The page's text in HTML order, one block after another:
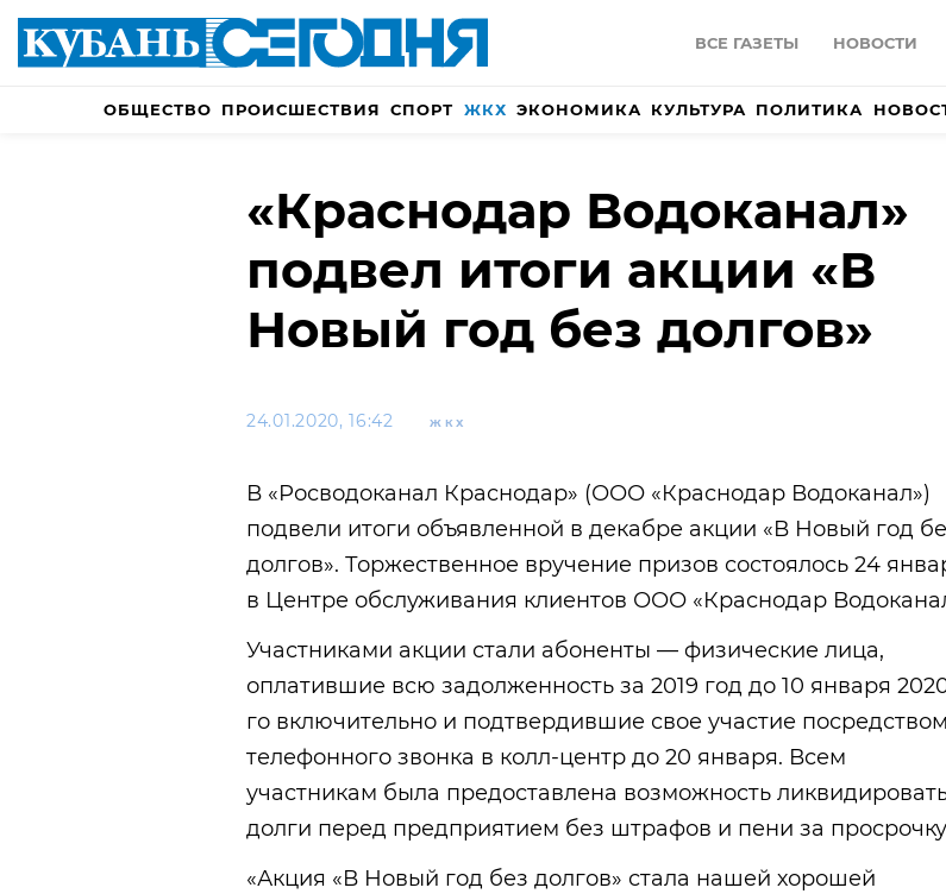
ВСЕ ГАЗЕТЫ НОВОСТИ
ОБЩЕСТВО ПРОИСШЕСТВИЯ СПОРТ ЖКХ ЭКОНОМИКА КУЛЬТУРА ПОЛИТИКА
«Краснодар Водоканал»
подвел итоги акции «В
Новый год без долгов»
24.01.2020, 16:42 ЖКХ
В «Росводоканал Краснодар» (ООО «Краснодар Водоканал»)
подвели итоги объявленной в декабре акции «В Новый год
долгов». Торжественное вручение призов состоялось 24
в Центре обслуживания клиентов ООО «Краснодар
Участниками акции стали абоненты — физические лица,
оплатившие всю задолженность за 2019 год до 10 января
го включительно и подтвердившие свое участие посредством
телефонного звонка в колл-центр до 20 января. Всем
участникам была предоставлена возможность
долги перед предприятием без штрафов и пени за
«Акция «В Новый год без долгов» стала нашей хорошей